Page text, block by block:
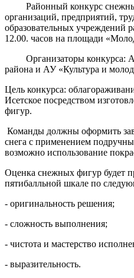
Районный конкурс
организаций, предприятий,
образовательных учреждений
12.00. часов на площади
Организаторы конкурса:
района и АУ «Культура и
Цель конкурса:
Исетское посредством
фигур.
Команды должны оформить
снега с применением
возможно использование
Оценка снежных фигур будет
пятибалльной шкале по
- оригинальность решения;
- сложность выполнения;
- чистота и мастерство
- выразительность.